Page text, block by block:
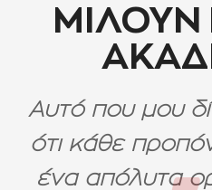
ΜΙΛΟΥΝ
Αυτό που μου
ότι κάθε
ένα απόλυτα